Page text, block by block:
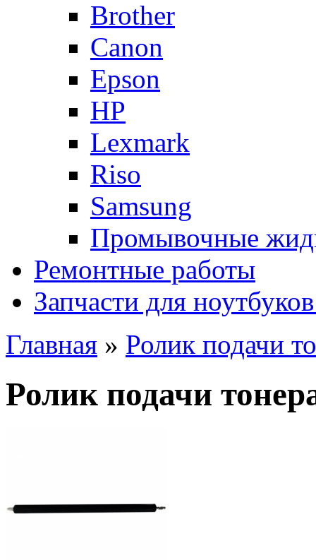
Brother
Canon
Epson
HP
Lexmark
Riso
Samsung
Промывочные
Ремонтные работы
Запчасти для
Главная » Ролик подачи
Ролик подачи